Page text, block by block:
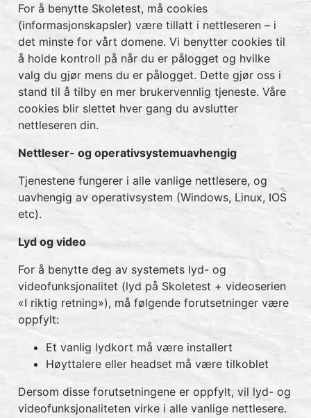
For å benytte Skoletest, må cookies
(informasjonskapsler) være tillatt i nettleseren – i
det minste for vårt domene. Vi benytter cookies til
å holde kontroll på når du er pålogget og hvilke
valg du gjør mens du er pålogget. Dette gjør oss i
stand til å tilby en mer brukervennlig tjeneste. Våre
cookies blir slettet hver gang du avslutter
nettleseren din.
Nettleser- og operativsystemuavhengig
Tjenestene fungerer i alle vanlige nettlesere, og
uavhengig av operativsystem (Windows, Linux, IOS
etc).
Lyd og video
For å benytte deg av systemets lyd- og
videofunksjonalitet (lyd på Skoletest + videoserien
«I riktig retning»), må følgende forutsetninger være
oppfylt:
Et vanlig lydkort må være installert
Høyttalere eller headset må være tilkoblet
Dersom disse forutsetningene er oppfylt, vil lyd- og
videofunksjonaliteten virke i alle vanlige nettlesere.